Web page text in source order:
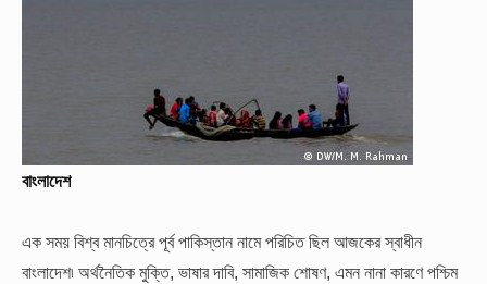
বাংলাদেশ
এক সময় বিশ্ব মানচিত্রে পূর্ব পাকিস্তান নামে পরিচিত ছিল আজকের স্বাধীন
বাংলাদেশ৷ অর্থনৈতিক মুক্তি, ভাষার দাবি, সামাজিক শোষণ, এমন নানা কারণে পশ্চিম